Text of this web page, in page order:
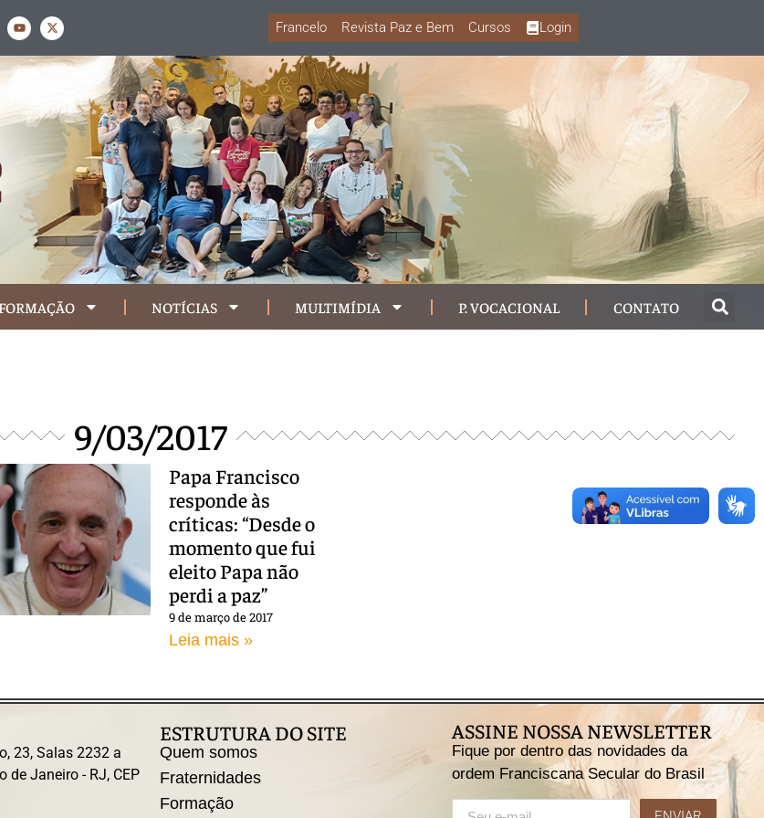
Francelo Revista Paz e Bem Cursos Login
FORMAÇÃO NOTÍCIAS MULTIMÍDIA P. VOCACIONAL CONTATO
9/03/2017
Papa Francisco
responde às
críticas: “Desde o
momento que fui
eleito Papa não
perdi a paz”
9 de março de 2017
Leia mais »
23, Salas 2232 a
de Janeiro - RJ, CEP
ESTRUTURA DO SITE
Quem somos
Fraternidades
Formação
ASSINE NOSSA NEWSLETTER
Fique por dentro das novidades da
ordem Franciscana Secular do Brasil